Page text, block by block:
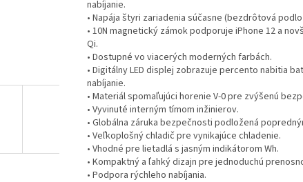
nabíjanie.
• Napája štyri zariadenia súčasne (bezdrôtová
• 10N magnetický zámok podporuje iPhone 12 a
Qi.
• Dostupné vo viacerých moderných farbách.
• Digitálny LED displej zobrazuje percento nabitia
nabíjanie.
• Materiál spomaľujúci horenie V-0 pre zvýšenú
• Vyvinuté interným tímom inžinierov.
• Globálna záruka bezpečnosti podložená
• Veľkoplošný chladič pre vynikajúce chladenie.
• Vhodné pre lietadlá s jasným indikátorom Wh.
• Kompaktný a ľahký dizajn pre jednoduchú
• Podpora rýchleho nabíjania.